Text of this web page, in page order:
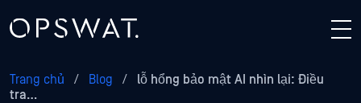
Trang chủ / Blog /
lỗ hổng bảo mật AI nhìn lại: Điều
tra…